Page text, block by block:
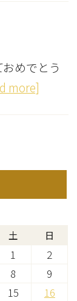
めでとう
more]
土 日
1
2
8
9
15
16